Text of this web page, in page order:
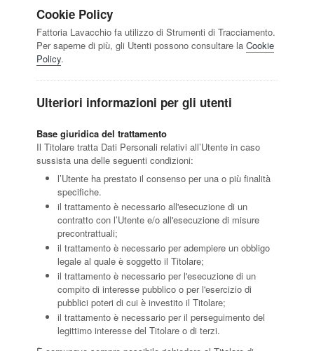
Cookie Policy
Fattoria Lavacchio fa utilizzo di Strumenti di Tracciamento.
Per saperne di più, gli Utenti possono consultare la Cookie
Policy.
Ulteriori informazioni per gli utenti
Base giuridica del trattamento
Il Titolare tratta Dati Personali relativi all’Utente in caso
sussista una delle seguenti condizioni:
l’Utente ha prestato il consenso per una o più finalità
specifiche.
il trattamento è necessario all'esecuzione di un
contratto con l’Utente e/o all'esecuzione di misure
precontrattuali;
il trattamento è necessario per adempiere un obbligo
legale al quale è soggetto il Titolare;
il trattamento è necessario per l'esecuzione di un
compito di interesse pubblico o per l'esercizio di
pubblici poteri di cui è investito il Titolare;
il trattamento è necessario per il perseguimento del
legittimo interesse del Titolare o di terzi.